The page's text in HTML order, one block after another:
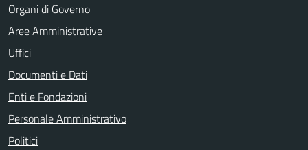
Organi di Governo
Aree Amministrative
Uffici
Documenti e Dati
Enti e Fondazioni
Personale Amministrativo
Politici